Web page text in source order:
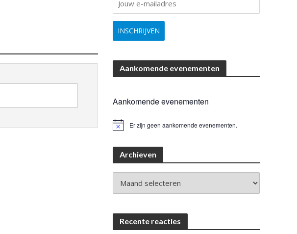
Aankomende evenementen
Aankomende evenementen
B
t
Er zijn geen aankomende evenementen.
Archieven
Recente reacties